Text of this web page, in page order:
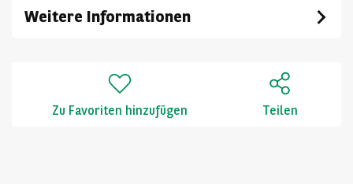
Weitere Informationen
Zu Favoriten hinzufügen Teilen